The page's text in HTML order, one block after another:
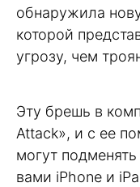
обнаружила
которой
угрозу, чем
Эту брешь в
Attack», и с ее
могут
вами iPhone и